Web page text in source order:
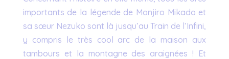
importants de la légende de Monjiro Mikado et
sa sœur Nezuko sont là jusqu’au Train de l’Infini,
y compris le très cool arc de la maison aux
tambours et la montagne des araignées ! Et